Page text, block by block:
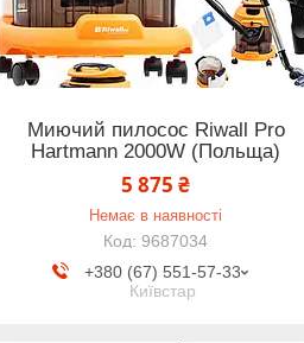
Миючий пилосос Riwall Pro
Hartmann 2000W (Польща)
5 875 ₴
Немає в наявності
9687034
+380 (67) 551-57-33
Київстар